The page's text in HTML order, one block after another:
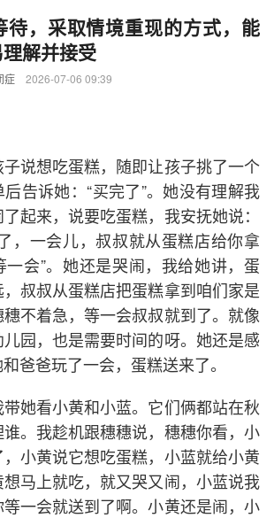
待，采取情境重现的方式，能
解并接受
症 2026-07-06 09:39
说想吃蛋糕，随即让孩子挑了一个
告诉她：“买完了”。她没有理解我
起来，说要吃蛋糕，我安抚她说：
，一会儿，叔叔就从蛋糕店给你拿
一会”。她还是哭闹，我给她讲，蛋
叔叔从蛋糕店把蛋糕拿到咱们家是
不着急，等一会叔叔就到了。就像
园，也是需要时间的呀。她还是感
爸爸玩了一会，蛋糕送来了。
她看小黄和小蓝。它们俩都站在秋
。我趁机跟穗穗说，穗穗你看，小
小黄说它想吃蛋糕，小蓝就给小黄
马上就吃，就又哭又闹，小蓝说我
一会就送到了啊。小黄还是闹，小